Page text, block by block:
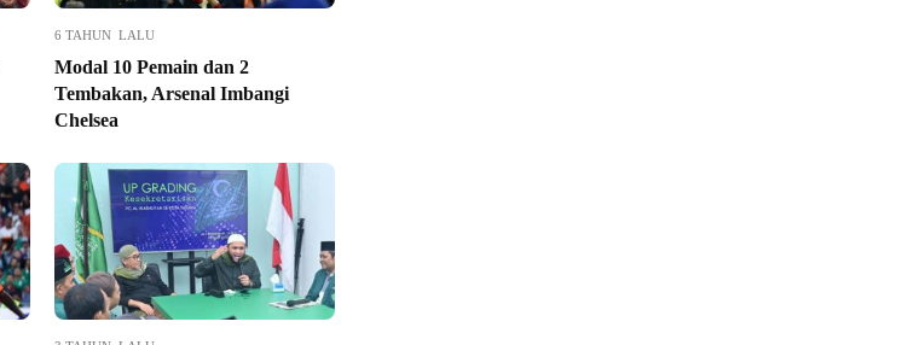
6 TAHUN LALU
Modal 10 Pemain dan 2
Tembakan, Arsenal Imbangi
Chelsea